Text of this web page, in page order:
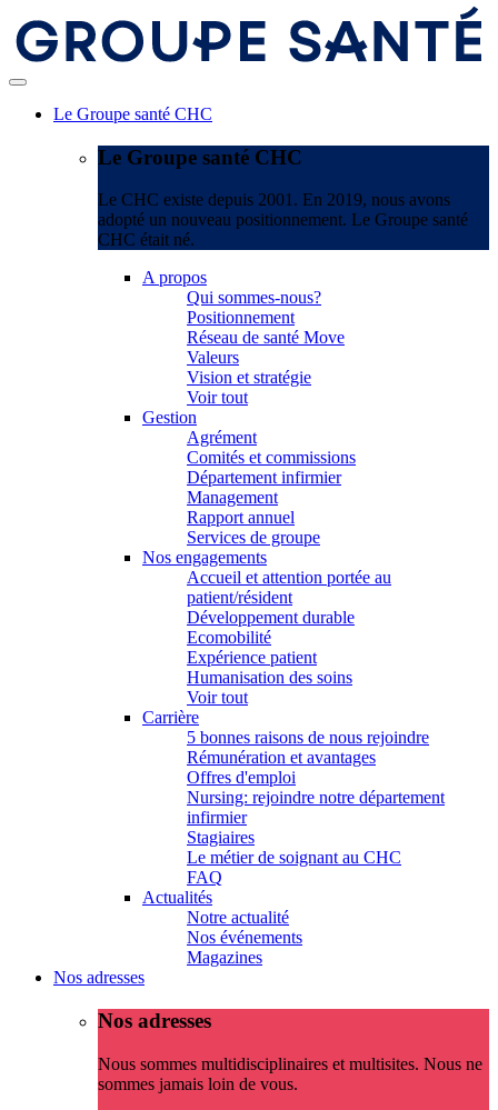
Le Groupe santé CHC
Le Groupe santé CHC
Le CHC existe depuis 2001. En 2019, nous avons
adopté un nouveau positionnement. Le Groupe santé
CHC était né.
A propos
Qui sommes-nous?
Positionnement
Réseau de santé Move
Valeurs
Vision et stratégie
Voir tout
Gestion
Agrément
Comités et commissions
Département infirmier
Management
Rapport annuel
Services de groupe
Nos engagements
Accueil et attention portée au
patient/résident
Développement durable
Ecomobilité
Expérience patient
Humanisation des soins
Voir tout
Carrière
5 bonnes raisons de nous rejoindre
Rémunération et avantages
Offres d'emploi
Nursing: rejoindre notre département
infirmier
Stagiaires
Le métier de soignant au CHC
FAQ
Actualités
Notre actualité
Nos événements
Magazines
Nos adresses
Nos adresses
Nous sommes multidisciplinaires et multisites. Nous ne
sommes jamais loin de vous.